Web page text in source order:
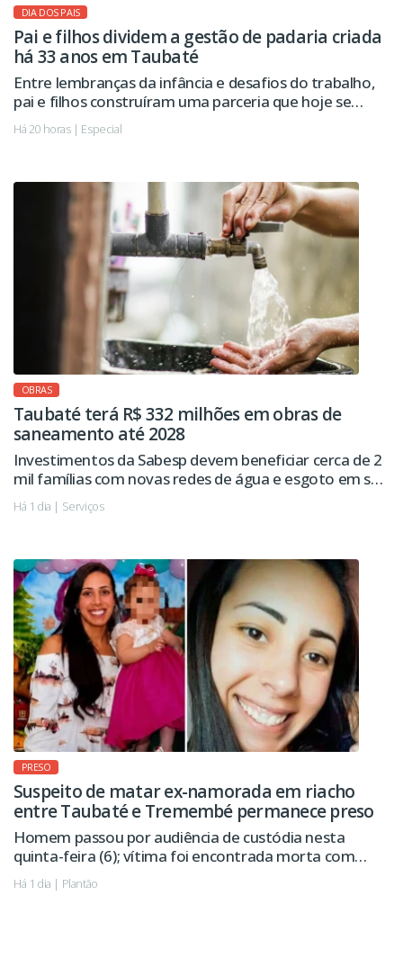
DIA DOS PAIS
Pai e filhos dividem a gestão de padaria criada
há 33 anos em Taubaté
Entre lembranças da infância e desafios do trabalho,
pai e filhos construíram uma parceria que hoje se
estende à administração da empresa.
Há 20 horas | Especial
OBRAS
Taubaté terá R$ 332 milhões em obras de
saneamento até 2028
Investimentos da Sabesp devem beneficiar cerca de 2
mil famílias com novas redes de água e esgoto em seis
regiões da cidade.
Há 1 dia | Serviços
PRESO
Suspeito de matar ex-namorada em riacho
entre Taubaté e Tremembé permanece preso
Homem passou por audiência de custódia nesta
quinta-feira (6); vítima foi encontrada morta com
sinais de violência.
Há 1 dia | Plantão